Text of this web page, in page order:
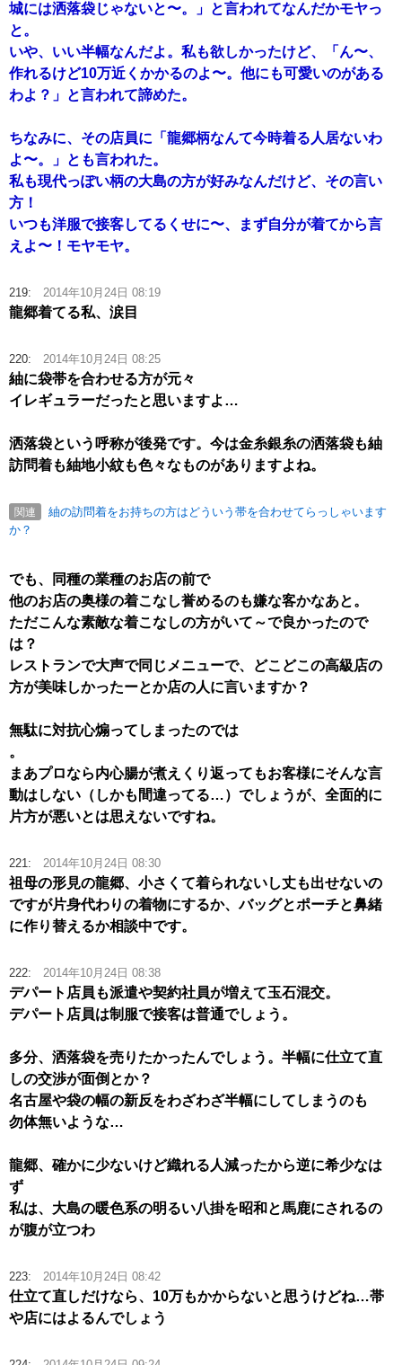
城には洒落袋じゃないと〜。」と言われてなんだかモヤっ
と。
いや、いい半幅なんだよ。私も欲しかったけど、「ん〜、
作れるけど10万近くかかるのよ〜。他にも可愛いのがある
わよ？」と言われて諦めた。
ちなみに、その店員に「龍郷柄なんて今時着る人居ないわ
よ〜。」とも言われた。
私も現代っぽい柄の大島の方が好みなんだけど、その言い
方！
いつも洋服で接客してるくせに〜、まず自分が着てから言
えよ〜！モヤモヤ。
219: 2014年10月24日 08:19
龍郷着てる私、涙目
220: 2014年10月24日 08:25
紬に袋帯を合わせる方が元々
イレギュラーだったと思いますよ…
洒落袋という呼称が後発です。今は金糸銀糸の洒落袋も紬
訪問着も紬地小紋も色々なものがありますよね。
関連
紬の訪問着をお持ちの方はどういう帯を合わせてらっしゃいます
か？
でも、同種の業種のお店の前で
他のお店の奥様の着こなし誉めるのも嫌な客かなあと。
ただこんな素敵な着こなしの方がいて～で良かったので
は？
レストランで大声で同じメニューで、どこどこの高級店の
方が美味しかったーとか店の人に言いますか？
無駄に対抗心煽ってしまったのでは
。
まあプロなら内心腸が煮えくり返ってもお客様にそんな言
動はしない（しかも間違ってる…）でしょうが、全面的に
片方が悪いとは思えないですね。
221: 2014年10月24日 08:30
祖母の形見の龍郷、小さくて着られないし丈も出せないの
ですが片身代わりの着物にするか、バッグとポーチと鼻緒
に作り替えるか相談中です。
222: 2014年10月24日 08:38
デパート店員も派遣や契約社員が増えて玉石混交。
デパート店員は制服で接客は普通でしょう。
多分、洒落袋を売りたかったんでしょう。半幅に仕立て直
しの交渉が面倒とか？
名古屋や袋の幅の新反をわざわざ半幅にしてしまうのも
勿体無いような…
龍郷、確かに少ないけど織れる人減ったから逆に希少なは
ず
私は、大島の暖色系の明るい八掛を昭和と馬鹿にされるの
が腹が立つわ
223: 2014年10月24日 08:42
仕立て直しだけなら、10万もかからないと思うけどね…帯
や店にはよるんでしょう